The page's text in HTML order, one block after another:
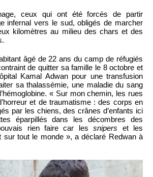
ceux qui ont été forcés de partir
infernal vers le sud, obligés de marcher
kilomètres au milieu des chars et des
âgé de 22 ans du camp de réfugiés
de quitter sa famille le 8 octobre et
Kamal Adwan pour une transfusion
sa thalassémie, une maladie du sang
« Sur mon chemin, les rues
et de traumatisme : des corps en
par les chiens, des crânes d’enfants ici
éparpillés dans les décombres des
rien faire car lessnipers et les
sur tout le monde », a déclaré Redwan à